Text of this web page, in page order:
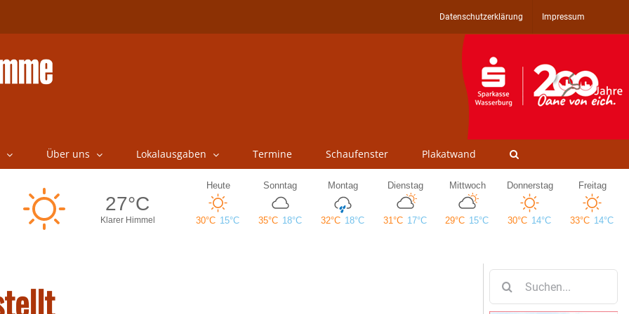
Datenschutzerklärung Impressum
Über uns Lokalausgaben Termine Schaufenster Plakatwand
nach: